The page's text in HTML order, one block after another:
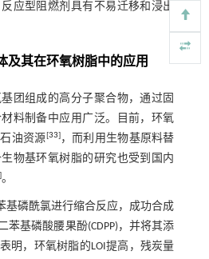
应型阻燃剂具有不易迁移和浸出
及其在环氧树脂中的应用
团组成的高分子聚合物，通过固
料制备中应用广泛。目前，环氧
油资源[33]，而利用生物基原料替
物基环氧树脂的研究也受到国内
。
基磷酰氯进行缩合反应，成功合成
基磷酸腰果酚(CDPP)，并将其添
明，环氧树脂的LOI提高，残炭量